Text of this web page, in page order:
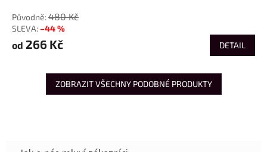
480 Kč
–44 %
od 266 Kč DETAIL
ZOBRAZIT VŠECHNY PODOBNÉ PRODUKTY